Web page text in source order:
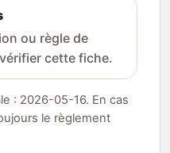
ou règle de
cette fiche.
: 2026-05-16. En cas
le règlement